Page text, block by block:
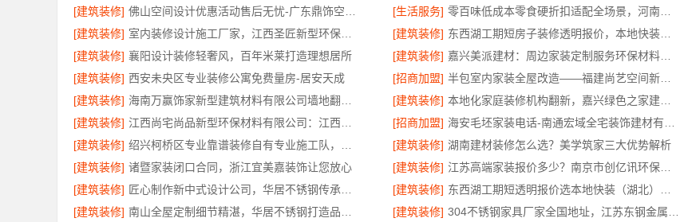
[建筑装修]
[生活服务]
[建筑装修]
[建筑装修]
[建筑装修] 襄阳设计装修轻奢风，百年米莱打造理想居所 [建筑装修]
[建筑装修] 西安未央区专业装修公寓免费量房-居安天成 [招商加盟]
[建筑装修]
[建筑装修]
[建筑装修]
[招商加盟]
[建筑装修]
[建筑装修] 湖南建材装修怎么选？美学筑家三大优势解析
[建筑装修] 诸暨家装闭口合同，浙江宜美嘉装饰让您放心 [建筑装修]
[建筑装修]
[建筑装修]
[建筑装修]
[建筑装修]